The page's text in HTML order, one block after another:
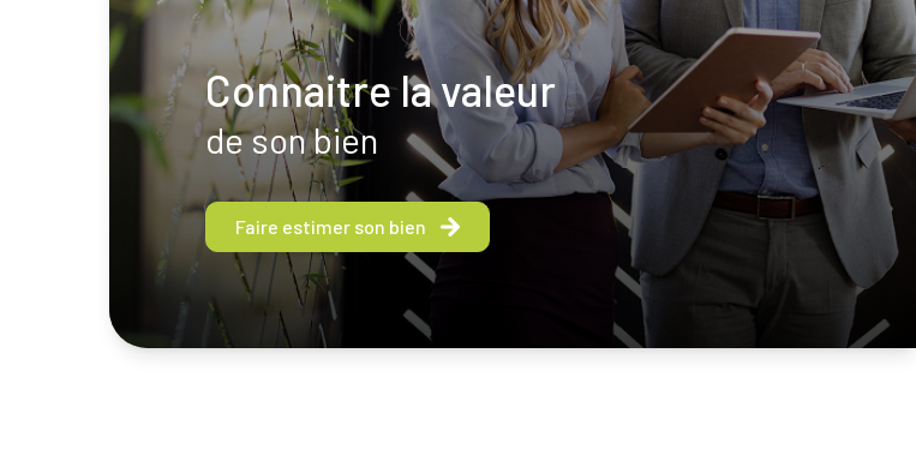
Connaitre la valeur
de son bien
Faire estimer son bien